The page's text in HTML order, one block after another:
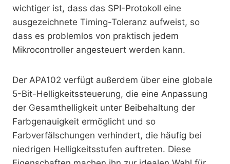
wichtiger ist, dass das SPI-Protokoll eine
ausgezeichnete Timing-Toleranz aufweist, so
dass es problemlos von praktisch jedem
Mikrocontroller angesteuert werden kann.
Der APA102 verfügt außerdem über eine globale
5-Bit-Helligkeitssteuerung, die eine Anpassung
der Gesamthelligkeit unter Beibehaltung der
Farbgenauigkeit ermöglicht und so
Farbverfälschungen verhindert, die häufig bei
niedrigen Helligkeitsstufen auftreten. Diese